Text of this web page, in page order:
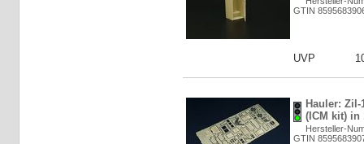
GTIN
UVP
Hauler:
(ICM kit) in
Hersteller-
GTIN